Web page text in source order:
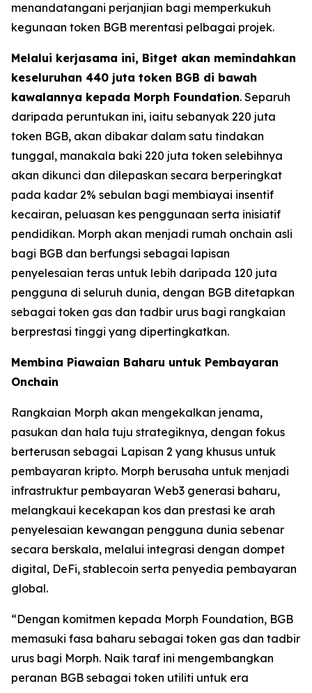
menandatangani perjanjian bagi memperkukuh
kegunaan token BGB merentasi pelbagai projek.
Melalui kerjasama ini, Bitget akan memindahkan
keseluruhan 440 juta token BGB di bawah
kawalannya kepada Morph Foundation. Separuh
daripada peruntukan ini, iaitu sebanyak 220 juta
token BGB, akan dibakar dalam satu tindakan
tunggal, manakala baki 220 juta token selebihnya
akan dikunci dan dilepaskan secara berperingkat
pada kadar 2% sebulan bagi membiayai insentif
kecairan, peluasan kes penggunaan serta inisiatif
pendidikan. Morph akan menjadi rumah onchain asli
bagi BGB dan berfungsi sebagai lapisan
penyelesaian teras untuk lebih daripada 120 juta
pengguna di seluruh dunia, dengan BGB ditetapkan
sebagai token gas dan tadbir urus bagi rangkaian
berprestasi tinggi yang dipertingkatkan.
Membina Piawaian Baharu untuk Pembayaran
Onchain
Rangkaian Morph akan mengekalkan jenama,
pasukan dan hala tuju strategiknya, dengan fokus
berterusan sebagai Lapisan 2 yang khusus untuk
pembayaran kripto. Morph berusaha untuk menjadi
infrastruktur pembayaran Web3 generasi baharu,
melangkaui kecekapan kos dan prestasi ke arah
penyelesaian kewangan pengguna dunia sebenar
secara berskala, melalui integrasi dengan dompet
digital, DeFi, stablecoin serta penyedia pembayaran
global.
“Dengan komitmen kepada Morph Foundation, BGB
memasuki fasa baharu sebagai token gas dan tadbir
urus bagi Morph. Naik taraf ini mengembangkan
peranan BGB sebagai token utiliti untuk era